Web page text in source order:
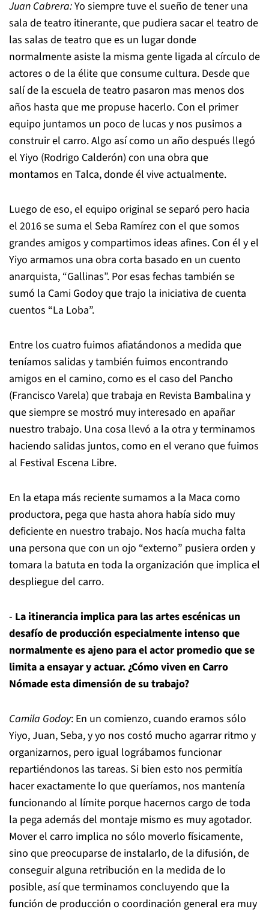
Juan Cabrera:Yo siempre tuve el sueño de tener una
sala de teatro itinerante, que pudiera sacar el teatro de
las salas de teatro que es un lugar donde
normalmente asiste la misma gente ligada al círculo de
actores o de la élite que consume cultura. Desde que
salí de la escuela de teatro pasaron mas menos dos
años hasta que me propuse hacerlo. Con el primer
equipo juntamos un poco de lucas y nos pusimos a
construir el carro. Algo así como un año después llegó
el Yiyo (Rodrigo Calderón) con una obra que
montamos en Talca, donde él vive actualmente.
Luego de eso, el equipo original se separó pero hacia
el 2016 se suma el Seba Ramírez con el que somos
grandes amigos y compartimos ideas afines. Con él y el
Yiyo armamos una obra corta basado en un cuento
anarquista, “Gallinas”. Por esas fechas también se
sumó la Cami Godoy que trajo la iniciativa de cuenta
cuentos “La Loba”.
Entre los cuatro fuimos afiatándonos a medida que
teníamos salidas y también fuimos encontrando
amigos en el camino, como es el caso del Pancho
(Francisco Varela) que trabaja en Revista Bambalina y
que siempre se mostró muy interesado en apañar
nuestro trabajo. Una cosa llevó a la otra y terminamos
haciendo salidas juntos, como en el verano que fuimos
al Festival Escena Libre.
En la etapa más reciente sumamos a la Maca como
productora, pega que hasta ahora había sido muy
deficiente en nuestro trabajo. Nos hacía mucha falta
una persona que con un ojo “externo” pusiera orden y
tomara la batuta en toda la organización que implica el
despliegue del carro.
- La itinerancia implica para las artes escénicas un
desafío de producción especialmente intenso que
normalmente es ajeno para el actor promedio que se
limita a ensayar y actuar. ¿Cómo viven en Carro
Nómade esta dimensión de su trabajo?
Camila Godoy: En un comienzo, cuando eramos sólo
Yiyo, Juan, Seba, y yo nos costó mucho agarrar ritmo y
organizarnos, pero igual lográbamos funcionar
repartiéndonos las tareas. Si bien esto nos permitía
hacer exactamente lo que queríamos, nos mantenía
funcionando al límite porque hacernos cargo de toda
la pega además del montaje mismo es muy agotador.
Mover el carro implica no sólo moverlo físicamente,
sino que preocuparse de instalarlo, de la difusión, de
conseguir alguna retribución en la medida de lo
posible, así que terminamos concluyendo que la
función de producción o coordinación general era muy